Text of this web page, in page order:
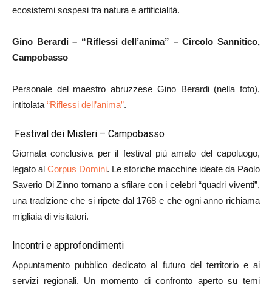
ecosistemi sospesi tra natura e artificialità.
Gino Berardi – “Riflessi dell’anima” – Circolo Sannitico,
Campobasso
Personale del maestro abruzzese Gino Berardi (nella foto),
intitolata “Riflessi dell’anima”.
Festival dei Misteri – Campobasso
Giornata conclusiva per il festival più amato del capoluogo,
legato al Corpus Domini. Le storiche macchine ideate da Paolo
Saverio Di Zinno tornano a sfilare con i celebri “quadri viventi”,
una tradizione che si ripete dal 1768 e che ogni anno richiama
migliaia di visitatori.
Incontri e approfondimenti
Appuntamento pubblico dedicato al futuro del territorio e ai
servizi regionali. Un momento di confronto aperto su temi